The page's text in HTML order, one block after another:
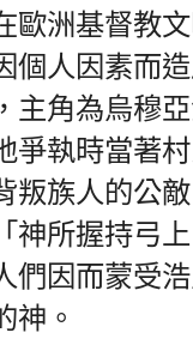
歐洲基督教
個人因素而
主角為烏穆
爭執時當著
叛族人的公
神所握持弓
們因而蒙受
神。